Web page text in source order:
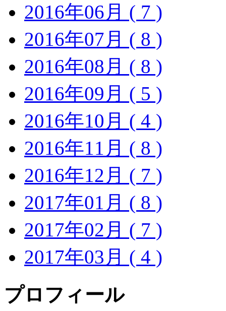
2016年06月 ( 7 )
2016年07月 ( 8 )
2016年08月 ( 8 )
2016年09月 ( 5 )
2016年10月 ( 4 )
2016年11月 ( 8 )
2016年12月 ( 7 )
2017年01月 ( 8 )
2017年02月 ( 7 )
2017年03月 ( 4 )
プロフィール